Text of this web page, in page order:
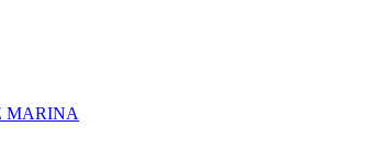
MARINA